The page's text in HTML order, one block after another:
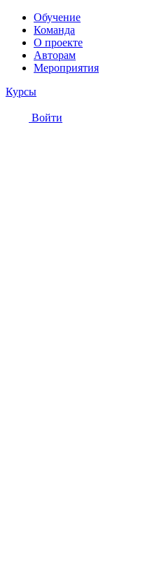
Обучение
Команда
О проекте
Авторам
Мероприятия
Курсы
Войти